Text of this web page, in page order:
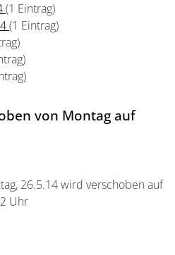
(1 Eintrag)
(1 Eintrag)
von Montag auf
26.5.14 wird verschoben auf
Uhr
Montag auf Dienstag, 11-12